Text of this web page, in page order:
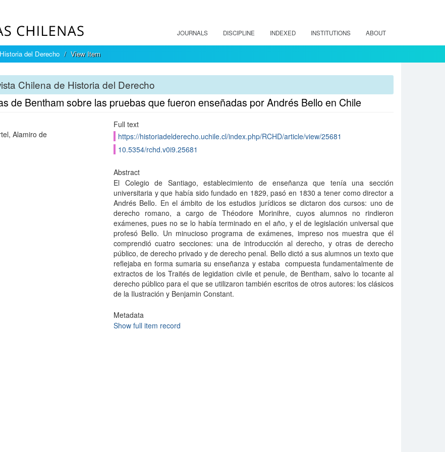
JOURNALS DISCIPLINE INDEXED INSTITUTIONS ABOUT
del Derecho View Item
Chilena de Historia del Derecho
de Bentham sobre las pruebas que fueron enseñadas por Andrés Bello en Chile
Alamiro de
Full text
https://historiadelderecho.uchile.cl/index.php/RCHD/article/view/25681
10.5354/rchd.v0i9.25681
Abstract
El Colegio de Santiago, establecimiento de enseñanza que tenía una sección
universitaria y que había sido fundado en 1829, pasó en 1830 a tener como director a
Andrés Bello. En el ámbito de los estudios jurídicos se dictaron dos cursos: uno de
derecho romano, a cargo de Théodore Morinihre, cuyos alumnos no rindieron
exámenes, pues no se lo había terminado en el año, y el de legislación universal que
profesó Bello. Un minucioso programa de exámenes, impreso nos muestra que él
comprendió cuatro secciones: una de introducción al derecho, y otras de derecho
público, de derecho privado y de derecho penal. Bello dictó a sus alumnos un texto que
reflejaba en forma sumaria su enseñanza y estaba compuesta fundamentalmente de
extractos de los Traités de legidation civile et penule, de Bentham, salvo lo tocante al
derecho público para el que se utilizaron también escritos de otros autores: los clásicos
de la Ilustración y Benjamin Constant.
Metadata
Show full item record